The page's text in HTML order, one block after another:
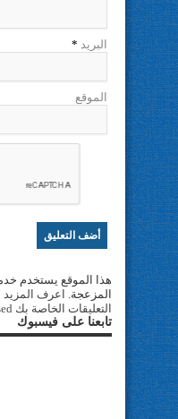
البريد *
الموقع
هذا الموقع يستخدم
المزعجة. اعرف المزيد
التعليقات الخاصة بك processed
تابعنا على فيسبوك